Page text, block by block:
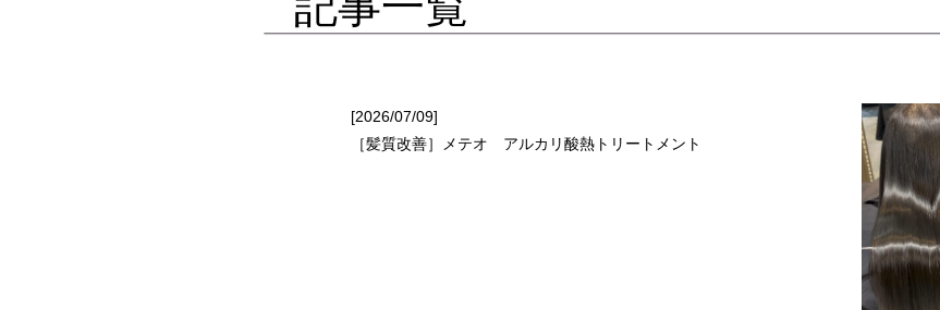
[2026/07/09]
［髪質改善］メテオ アルカリ酸熱トリートメント